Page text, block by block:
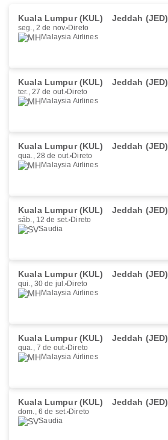
Kuala Lumpur (KUL) Jeddah (JED)
seg., 2 de nov. Direto
Malaysia Airlines
Kuala Lumpur (KUL) Jeddah (JED)
ter., 27 de out. Direto
Malaysia Airlines
Kuala Lumpur (KUL) Jeddah (JED)
qua., 28 de out. Direto
Malaysia Airlines
Kuala Lumpur (KUL) Jeddah (JED)
sáb., 12 de set. Direto
Saudia
Kuala Lumpur (KUL) Jeddah (JED)
qui., 30 de jul. Direto
Malaysia Airlines
Kuala Lumpur (KUL) Jeddah (JED)
qua., 7 de out. Direto
Malaysia Airlines
Kuala Lumpur (KUL) Jeddah (JED)
dom., 6 de set. Direto
Saudia